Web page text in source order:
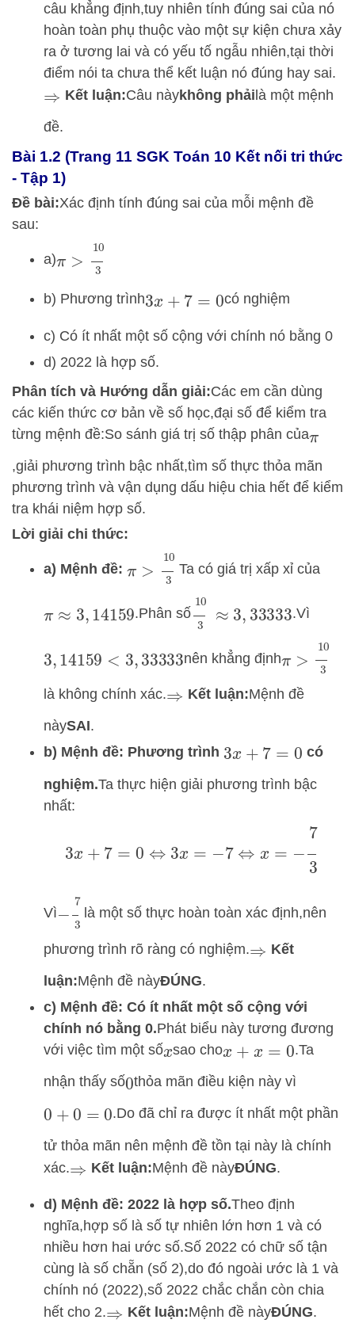
câu khẳng định,tuy nhiên tính đúng sai của nó
hoàn toàn phụ thuộc vào một sự kiện chưa xảy
ra ở tương lai và có yếu tố ngẫu nhiên,tại thời
điểm nói ta chưa thể kết luận nó đúng hay sai.
⇒ Kết luận:Câu nàykhông phải là một mệnh
đề.
Bài 1.2 (Trang 11 SGK Toán 10 Kết nối tri thức
- Tập 1)
Đề bài:Xác định tính đúng sai của mỗi mệnh đề
sau:
a) > 103
b) Phương trình3x +7 = 0 có nghiệm
c) Có ít nhất một số cộng với chính nó bằng 0
d) 2022 là hợp số.
Phân tích và Hướng dẫn giải:Các em cần dùng
các kiến thức cơ bản về số học,đại số để kiểm tra
từng mệnh đề:So sánh giá trị số thập phân củaπ
,giải phương trình bậc nhất,tìm số thực thỏa mãn
phương trình và vận dụng dấu hiệu chia hết để kiểm
tra khái niệm hợp số.
Lời giải chi thức:
a) Mệnh đề: > 103 Ta có giá trị xấp xỉ của
π ≈3 ,14159 .Phân số 10 3≈ 3, 33333.Vì
3, 14159 <3 ,33333 nên khẳng định > 103
là không chính xác.⇒ Kết luận:Mệnh đề
nàySAI.
b) Mệnh đề: Phương trình 3x +7 = 0 có
nghiệm.Ta thực hiện giải phương trình bậc
nhất:
Vì 73là một số thực hoàn toàn xác định,nên
phương trình rõ ràng có nghiệm.⇒ Kết
luận:Mệnh đề nàyĐÚNG.
c) Mệnh đề: Có ít nhất một số cộng với
chính nó bằng 0.Phát biểu này tương đương
với việc tìm một sốxsao chox+x =0 .Ta
nhận thấy số0thỏa mãn điều kiện này vì
0 +0 = 0 .Do đã chỉ ra được ít nhất một phần
tử thỏa mãn nên mệnh đề tồn tại này là chính
xác.⇒ Kết luận:Mệnh đề nàyĐÚNG.
d) Mệnh đề: 2022 là hợp số.Theo định
nghĩa,hợp số là số tự nhiên lớn hơn 1 và có
nhiều hơn hai ước số.Số 2022 có chữ số tận
cùng là số chẵn (số 2),do đó ngoài ước là 1 và
chính nó (2022),số 2022 chắc chắn còn chia
hết cho 2.⇒ Kết luận:Mệnh đề nàyĐÚNG.